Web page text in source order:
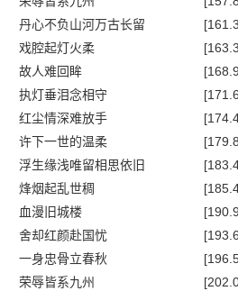
丹心不负山河万古长留
戏腔起灯火柔
故人难回眸
执灯垂泪念相守
红尘情深难放手
许下一世的温柔
浮生缘浅唯留相思依旧
烽烟起乱世稠
血漫旧城楼
舍却红颜赴国忧
一身忠骨立春秋
荣辱皆系九州